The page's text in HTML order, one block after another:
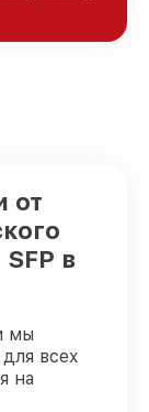
от
в
мы
всех
на